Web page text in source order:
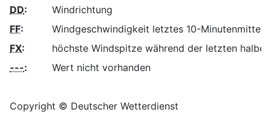
DD:
Windrichtung
FF:
Windgeschwindigkeit letztes 10-Minutenmittel
FX:
höchste Windspitze während der letzten
---: Wert nicht vorhanden
Copyright © Deutscher Wetterdienst